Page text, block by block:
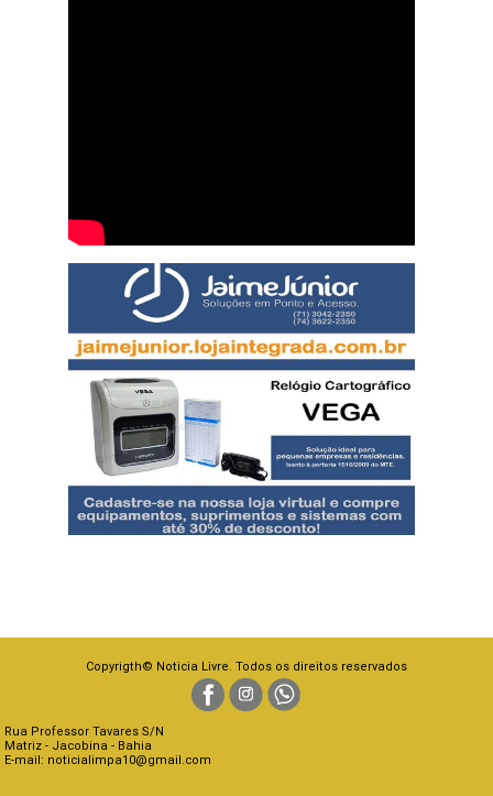
Copyrigth© Noticia Livre. Todos os direitos reservados
Rua Professor Tavares S/N
Matriz - Jacobina - Bahia
E-mail: noticialimpa10@gmail.com